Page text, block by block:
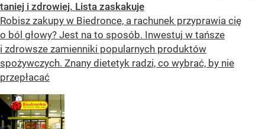
taniej i zdrowiej. Lista zaskakuje
Robisz zakupy w Biedronce, a rachunek przyprawia cię
o ból głowy? Jest na to sposób. Inwestuj w tańsze
i zdrowsze zamienniki popularnych produktów
spożywczych. Znany dietetyk radzi, co wybrać, by nie
przepłacać